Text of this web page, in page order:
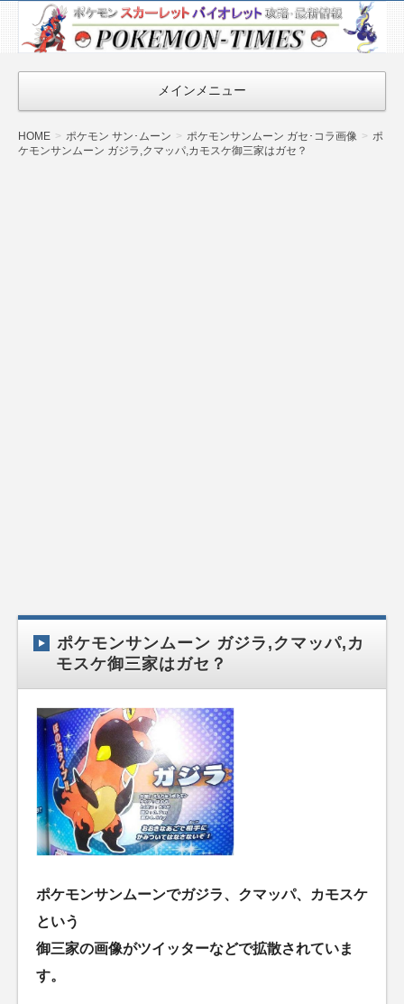
ポケモン最新
情報まとめ
『POKEMON-
TIMES』
メインメニュー
HOME ポケモン サン･ムーン ポケモンサンムーン ガセ･コラ画像
ポ
ケモンサンムーン ガジラ,クマッパ,カモスケ御三家はガセ？
ポケモンサンムーン ガジラ,クマッパ,カ
モスケ御三家はガセ？
ポケモンサンムーンでガジラ、クマッパ、カモスケ
という
御三家の画像がツイッターなどで拡散されていま
す。